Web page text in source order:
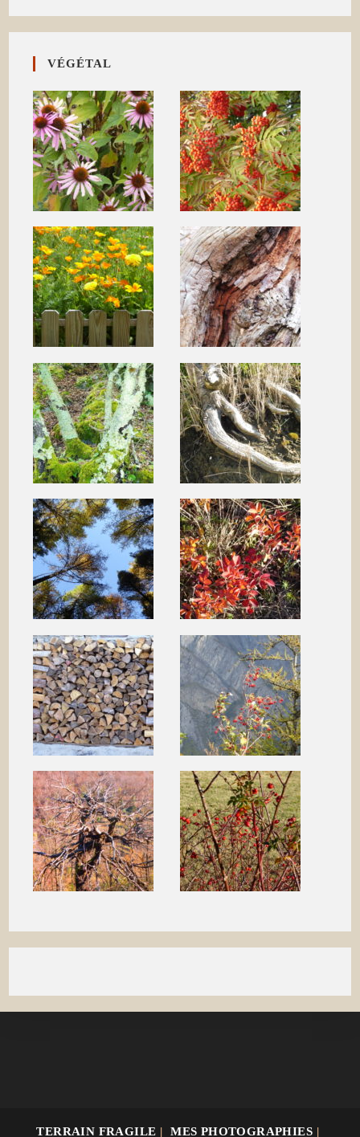
VÉGÉTAL
TERRAIN FRAGILE MES PHOTOGRAPHIES